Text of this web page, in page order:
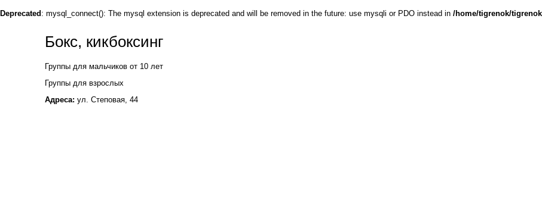
Deprecated : mysql_connect(): The mysql extension is deprecated and will be removed in the future: use mysqli or PDO instead in /home/tigrenok/
Бокс, кикбоксинг
Группы для мальчиков от 10 лет
Группы для взрослых
Адреса: ул. Степовая, 44